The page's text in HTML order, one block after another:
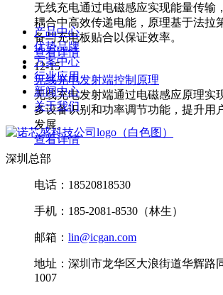
无线充电通过电磁感应实现能量传输
耦合中高效传递电能，原理基于法拉
备与充电板贴合以保证效率。
查看详情
12-15
无线充电发射端控制原理
无线充电发射端通过电磁感应原理实
多设备识别和功率调节功能，提升用
发展。
查看详情
产品中心
优势品牌
方案中心
行业应用
新闻中心
关于我们
深圳总部
电话：18520818530
手机：185-2081-8530（林生）
邮箱： lin@icgan.com
地址：深圳市龙华区大浪街道华辉路
1007